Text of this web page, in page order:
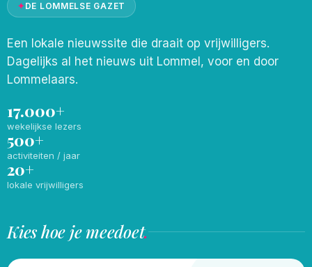
✦DE LOMMELSE GAZET
Een lokale nieuwssite die draait op vrijwilligers.
Dagelijks al het nieuws uit Lommel, voor en door
Lommelaars.
17.000+
wekelijkse lezers
500+
activiteiten / jaar
20+
lokale vrijwilligers
Kies hoe je meedoet.